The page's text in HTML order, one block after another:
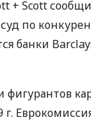
+ Scott
по
банки